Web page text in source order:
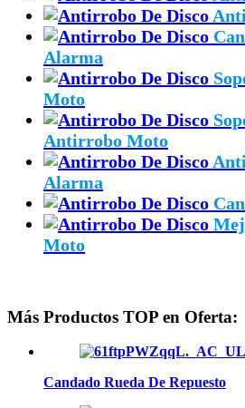
Alarma
Moto
Antirrobo Moto
Alarma
Moto
Más Productos TOP en Oferta:
Candado Rueda De Repuesto